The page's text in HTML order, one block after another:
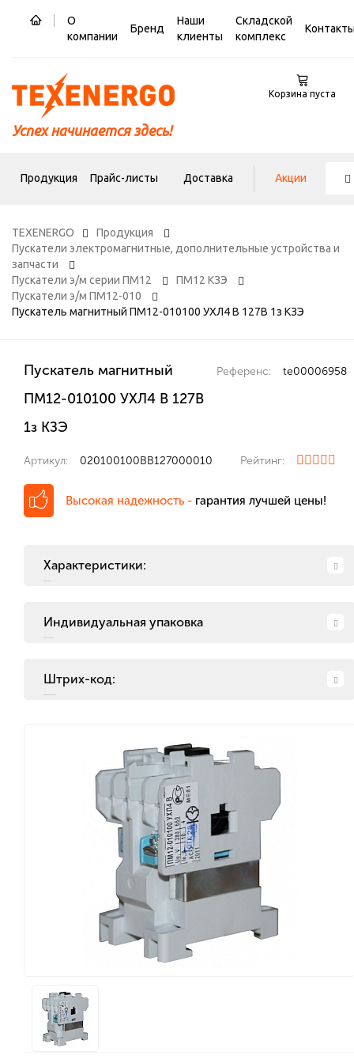
О
компании
Бренд
Наши
клиенты
Складской
комплекс
Успех начинается здесь!
Корзина пуста
Продукция Прайс-листы Доставка Акции
TEXENERGO
Продукция
Пускатели электромагнитные, дополнительные устройства и
запчасти
Пускатели э/м серии ПМ12
ПМ12 КЗЭ
Пускатели э/м ПМ12-010
Пускатель магнитный ПМ12-010100 УХЛ4 В 127В 1з КЗЭ
Пускатель магнитный
ПМ12-010100 УХЛ4 В 127В
1з КЗЭ
Референс: te00006958
Артикул: 020100100ВВ127000010 Рейтинг:
Высокая надежность - гарантия лучшей цены!
Характеристики:
Индивидуальная упаковка
Штрих-код: